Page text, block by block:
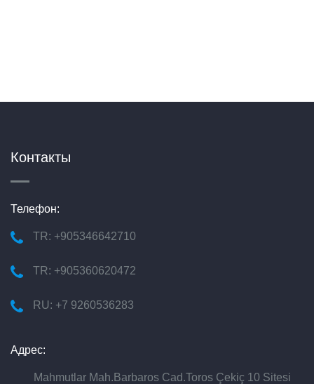
Контакты
Телефон:
TR: +905346642710
TR: +905360620472
RU: +7 9260536283
Адрес:
Mahmutlar Mah.Barbaros Cad.Toros Çekiç 10 Sitesi